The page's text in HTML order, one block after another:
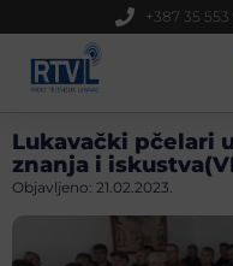
+387 35 553
Lukavački pčelari
znanja i
Objavljeno: 21.02.2023.